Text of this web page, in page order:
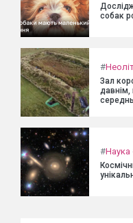
собак
#
Зал
#Наука